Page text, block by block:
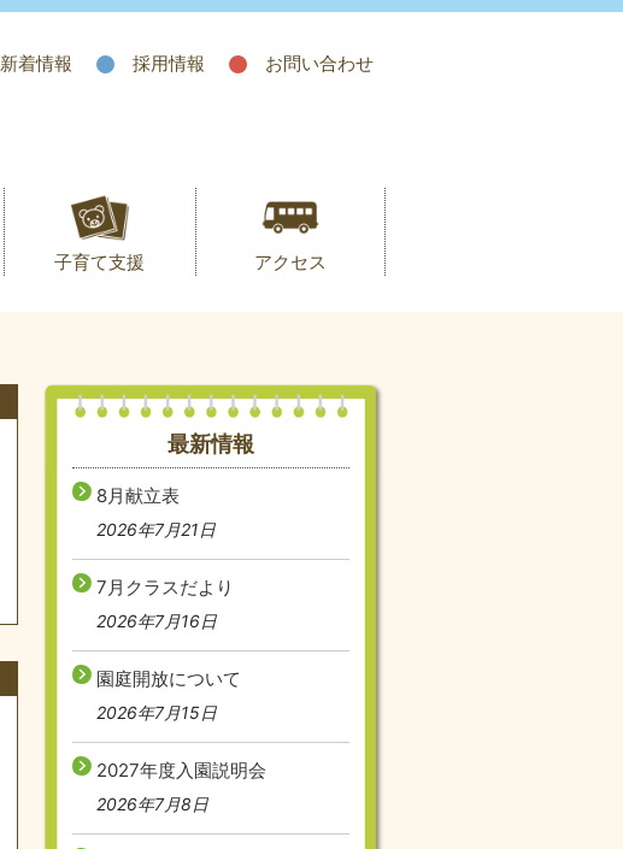
新着情報 採用情報 お問い合わせ
子育て支援 アクセス
最新情報
8月献立表
2026年7月21日
7月クラスだより
2026年7月16日
園庭開放について
2026年7月15日
2027年度入園説明会
2026年7月8日